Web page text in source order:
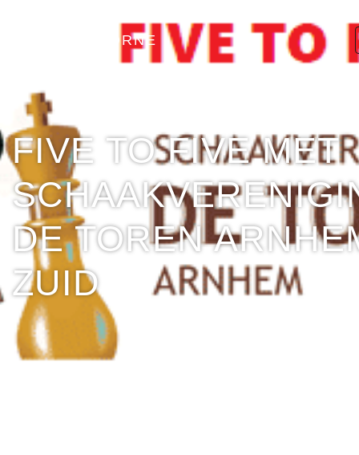
SV THEOTHORNE
FIVE TO FIVE MET
DE TOREN
ZUID